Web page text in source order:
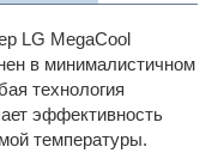
LG MegaCool
в минималистичном
технология
эффективность
температуры.